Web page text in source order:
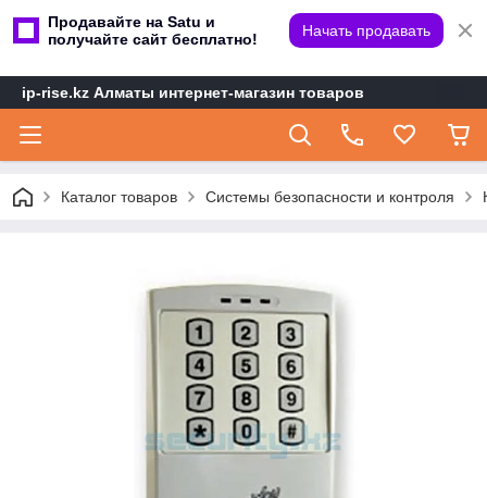
Продавайте на Satu и
получайте сайт бесплатно!
Начать продавать
ip-rise.kz Алматы интернет-магазин товаров
Каталог товаров Системы безопасности и контроля